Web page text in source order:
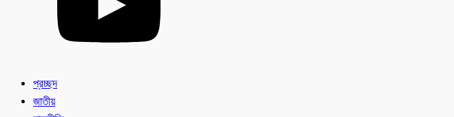
প্রচ্ছদ
জাতীয়